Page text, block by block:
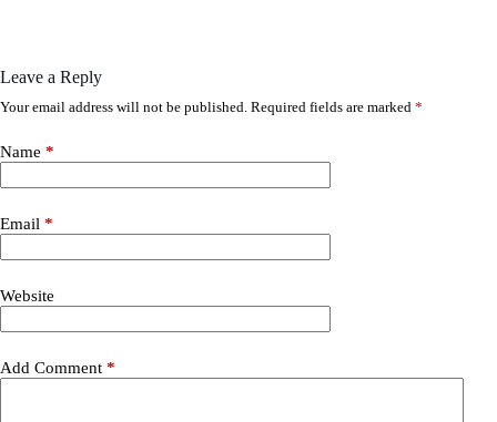
Leave a Reply
Your email address will not be published. Required fields are marked *
Name *
Email *
Website
Add Comment *